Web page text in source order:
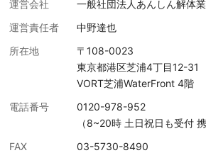
運営会社
一般社団法人あんしん解体
運営責任者
中野達也
所在地
〒108-0023
東京都港区芝浦4丁目12-31
VORT芝浦WaterFront 4階
電話番号
0120-978-952
（8~20時 土日祝日も受付 携
FAX
03-5730-8490